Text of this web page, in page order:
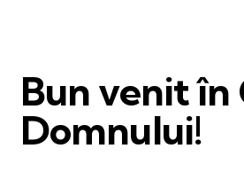
Bun venit în
Domnului!